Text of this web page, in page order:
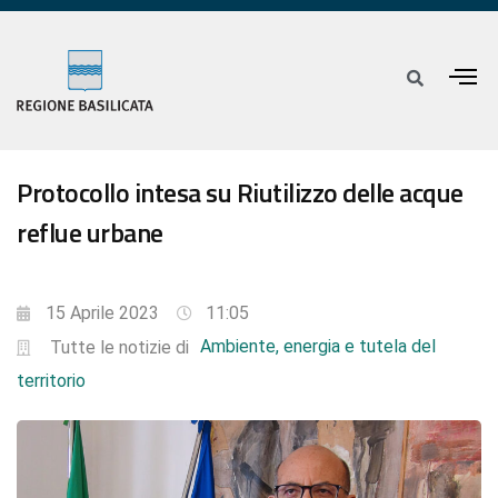
Protocollo intesa su Riutilizzo delle acque
reflue urbane
15 Aprile 2023
11:05
Tutte le notizie di Ambiente, energia e tutela del
territorio